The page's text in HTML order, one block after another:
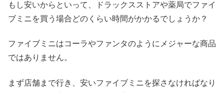
もし安いからといって、ドラックスストアや薬局でファイ
ブミニを買う場合どのくらい時間がかかるでしょうか？
ファイブミニはコーラやファンタのようにメジャーな商品
ではありません。
まず店舗まで行き、安いファイブミニを探さなければなり